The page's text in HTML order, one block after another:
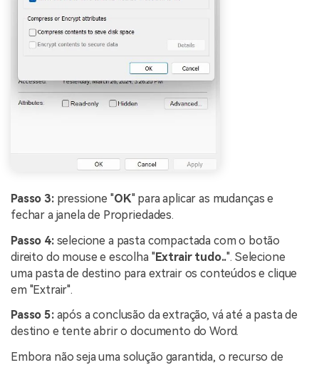
Passo 3:pressione "OK" para aplicar as mudanças e
fechar a janela de Propriedades.
Passo 4:selecione a pasta compactada com o botão
direito do mouse e escolha "Extrairtudo..". Selecione
uma pasta de destino para extrair os conteúdos e clique
em "Extrair".
Passo 5:após a conclusão da extração, vá até a pasta de
destino e tente abrir o documento do Word.
Embora não seja uma solução garantida, o recurso de